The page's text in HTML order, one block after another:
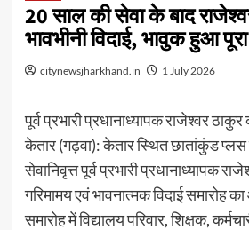
20 साल की सेवा के बाद
भावभीनी विदाई, भावुक हुआ पूरा
citynewsjharkhand.in 1 July 2026
पूर्व प्रभारी प्रधानाध्यापक राजेश्वर ठाकुर
केतार (गढ़वा): केतार स्थित छातांकुंड प्लस
सेवानिवृत्त पूर्व प्रभारी प्रधानाध्यापक
गरिमामय एवं भावनात्मक विदाई समारोह
समारोह में विद्यालय परिवार, शिक्षक,